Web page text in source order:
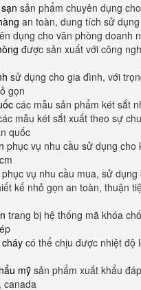
sản phẩm chuyên dụng
an toàn, dung tích sử
dụng cho văn phòng doanh
được sản xuất với công
sử dụng cho gia đình, với
gọn
các mẫu sản phẩm két sắt
mẫu két sắt xuất theo sự
quốc
phục vụ nhu cầu sử dụng cho
phục vụ nhu cầu mua, sử dụng
kế nhỏ gọn an toàn, thuận
trang bị hệ thống mã khóa
có thể chịu được nhiệt độ
mỹsản phẩm xuất khẩu
canada